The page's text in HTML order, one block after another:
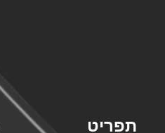
תפריט